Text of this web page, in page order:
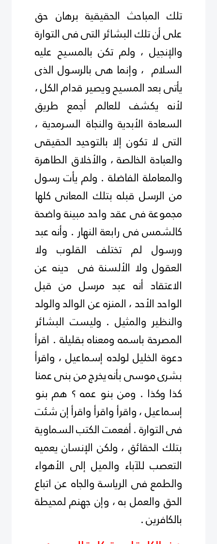
تلك المباحث الحقيقية برهان حق
على أن تلك البشائر التى فى التوارة
والإنجيل ، ولم تكن بالمسيح عليه
السلام ، وإنما هى بالرسول الذى
يأتى بعد المسيح ويصير قدام الكل ،
لأنه يكشف للعالم أجمع طريق
السعادة الأبدية والنجاة السرمدية ،
التى لا تكون إلا بالتوحيد الحقيقى
والعبادة الخالصة ، والأخلاق الطاهرة
والمعاملة الفاضلة . ولم يأت رسول
من الرسل قبله بتلك المعانى كلها
مجموعة فى عقد واحد مبينة واضحة
كالشمس فى رابعة النهار . وأنه عبد
ورسول لم تختلف القلوب ولا
العقول ولا الألسنة فى دينه عن
الاعتقاد أنه عبد مرسل من قبل
الواحد الأحد ، المنزه عن الوالد والولد
والنظير والمثيل . وليست البشائر
المصرحة باسمه ومعناه بقليلة . اقرأ
دعوة الخليل لولده إسماعيل ، واقرأ
بشرى موسى بأنه يخرج من بنى عمنا
كذا وكذا . ومن بنو عمه ؟ هم بنو
إسماعيل ، واقرأ واقرأ واقرأ إن شئت
فى التوارة . أفعمت الكتب السماوية
بتلك الحقائق ، ولكن الإنسان يعميه
التعصب للآباء والميل إلى الأهواء
والطمع فى الرياسة والجاه عن اتباع
الحق والعمل به ، وإن جهنم لمحيطة
بالكافرين .